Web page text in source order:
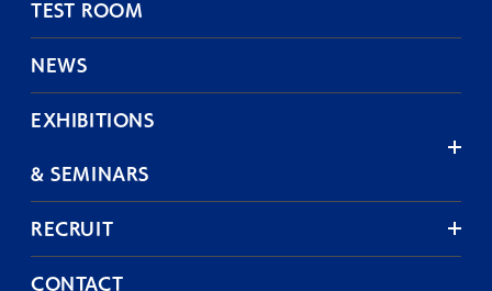
TEST ROOM
NEWS
EXHIBITIONS
& SEMINARS
RECRUIT
CONTACT